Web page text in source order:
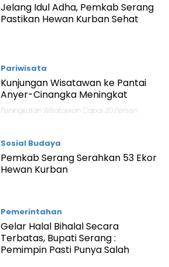
Jelang Idul Adha, Pemkab Serang
Pastikan Hewan Kurban Sehat
Pariwisata
Kunjungan Wisatawan ke Pantai
Anyer-Cinangka Meningkat
Peningkatan Wisatawan Capai 30 Persen
Sosial Budaya
Pemkab Serang Serahkan 53 Ekor
Hewan Kurban
Pemerintahan
Gelar Halal Bihalal Secara
Terbatas, Bupati Serang :
Pemimpin Pasti Punya Salah